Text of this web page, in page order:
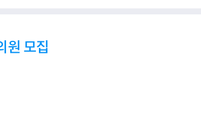
원 모집